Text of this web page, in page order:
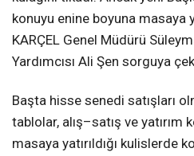
konuyu enine boyuna masaya
KARÇEL Genel Müdürü
Yardımcısı Ali Şen sorguya
Başta hisse senedi satışları
tablolar, alış–satış ve yatırım
masaya yatırıldığı kulislerde